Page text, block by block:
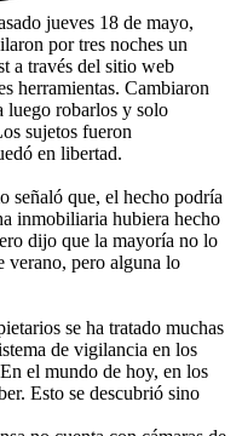
jueves 18 de mayo,
por tres noches un
a través del sitio web
herramientas. Cambiaron
luego robarlos y solo
sujetos fueron
en libertad.
señaló que, el hecho podría
inmobiliaria hubiera hecho
dijo que la mayoría no lo
verano, pero alguna lo
se ha tratado muchas
de vigilancia en los
el mundo de hoy, en los
Esto se descubrió sino